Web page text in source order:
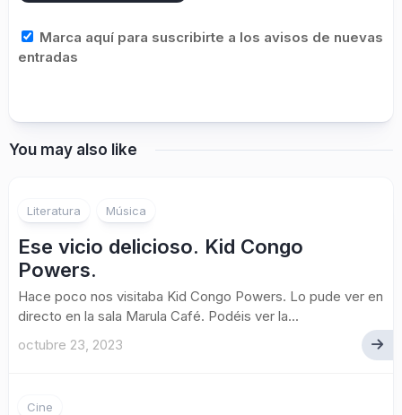
Marca aquí para suscribirte a los avisos de nuevas
entradas
You may also like
Literatura Música
Ese vicio delicioso. Kid Congo
Powers.
Hace poco nos visitaba Kid Congo Powers. Lo pude ver en
directo en la sala Marula Café. Podéis ver la...
octubre 23, 2023
Cine